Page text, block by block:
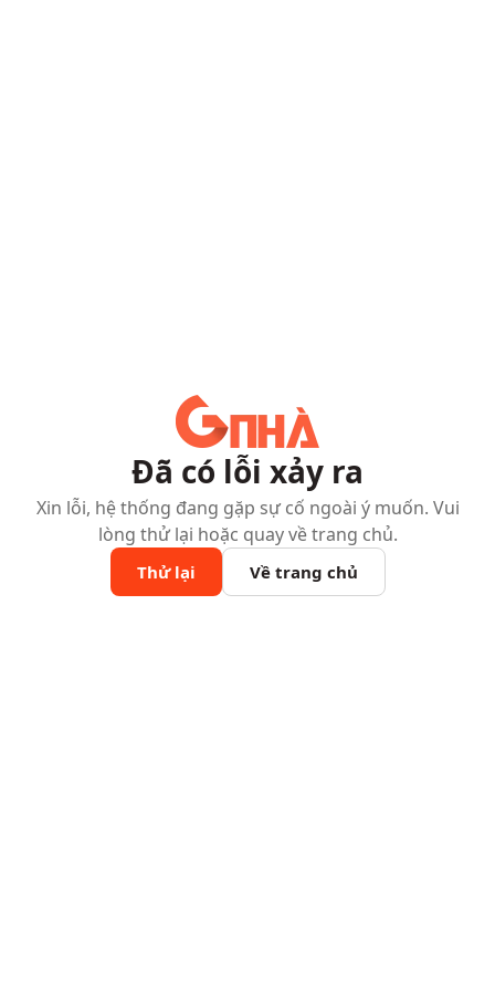
Đã có lỗi xảy ra
Xin lỗi, hệ thống đang gặp sự cố ngoài ý muốn. Vui
lòng thử lại hoặc quay về trang chủ.
Thử lại Về trang chủ